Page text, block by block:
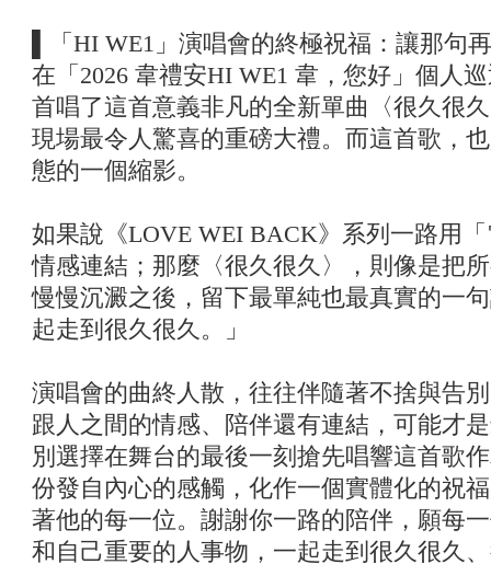
▌「HI WE1」演唱會的終極祝福：讓那句
在「2026 韋禮安HI WE1 韋，您好」個人
首唱了這首意義非凡的全新單曲〈很久很
現場最令人驚喜的重磅大禮。而這首歌，
態的一個縮影。
如果說《LOVE WEI BACK》系列一路用
情感連結；那麼〈很久很久〉，則像是把
慢慢沉澱之後，留下最單純也最真實的一
起走到很久很久。」
演唱會的曲終人散，往往伴隨著不捨與告
跟人之間的情感、陪伴還有連結，可能才
別選擇在舞台的最後一刻搶先唱響這首歌
份發自內心的感觸，化作一個實體化的祝
著他的每一位。謝謝你一路的陪伴，願每
和自己重要的人事物，一起走到很久很久